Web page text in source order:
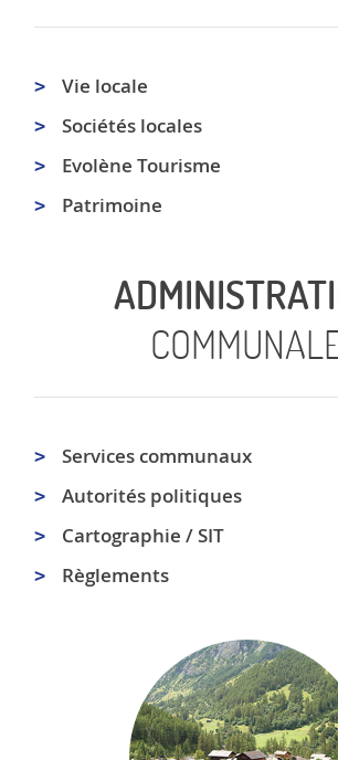
Vie locale
Sociétés locales
Evolène Tourisme
Patrimoine
Services communaux
Autorités politiques
Cartographie / SIT
Règlements